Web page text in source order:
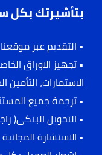
بتأشيرتك بكل
• التقديم عبر موقعنا
• تجهيز الاوراق
الاستمارات، التأمين
• ترجمة جميع
• التحويل البنكى(
• الاستشارة المجانية 24 ساعة.